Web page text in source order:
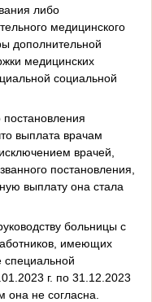
либо
медицинского
дополнительной
медицинских
социальной
выплата врачам
врачей,
постановления,
выплату она стала
больницы с
имеющих
специальной
г. по 31.12.2023
она не согласна.